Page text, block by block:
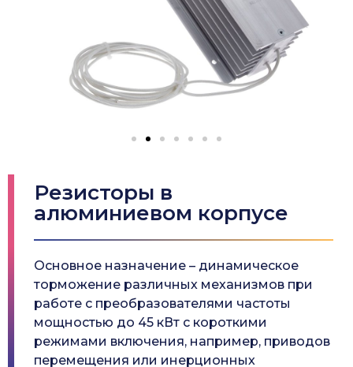
Резисторы в
алюминиевом корпусе
Основное назначение – динамическое
торможение различных механизмов при
работе с преобразователями частоты
мощностью до 45 кВт с короткими
режимами включения, например, приводов
перемещения или инерционных